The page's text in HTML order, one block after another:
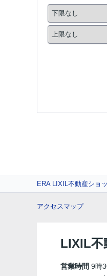
ERA LIXIL不動産ショ
アクセスマップ
LIXIL不
営業時間 9時